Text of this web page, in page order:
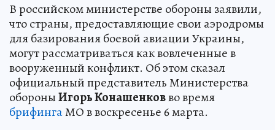
В российском министерстве обороны заявили,
что страны, предоставляющие свои аэродромы
для базирования боевой авиации Украины,
могут рассматриваться как вовлеченные в
вооруженный конфликт. Об этом сказал
официальный представитель Министерства
обороныИгорь Конашенковво время
брифингаМО в воскресенье 6 марта.